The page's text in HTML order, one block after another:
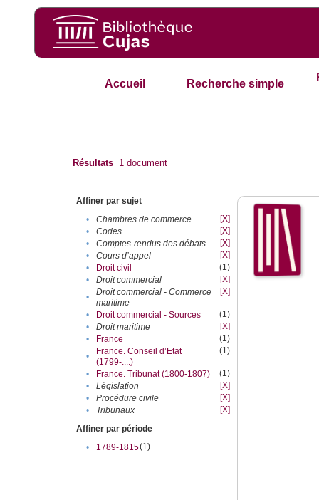
Accueil Recherche simple
Résultats 1 document
Affiner par sujet
•
Chambres de commerce
[X]
•
Codes
[X]
•
Comptes-rendus des débats
[X]
•
Cours d’appel
[X]
•
Droit civil
(1)
•
Droit commercial
[X]
•
Droit commercial - Commerce
maritime
[X]
• Droit commercial - Sources
(1)
•
Droit maritime
[X]
•
France
(1)
•
France. Conseil d’Etat
(1799-....)
(1)
• France. Tribunat (1800-1807)
(1)
•
Législation
[X]
•
Procédure civile
[X]
•
Tribunaux
[X]
Affiner par période
•
1789-1815(1)